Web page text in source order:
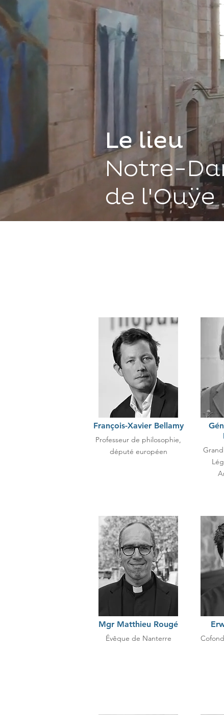
Le lieu
Notre-
de l'Ouÿe
François-Xavier Bellamy
Professeur de philosophie,
député européen
Mgr Matthieu Rougé
Évêque de Nanterre